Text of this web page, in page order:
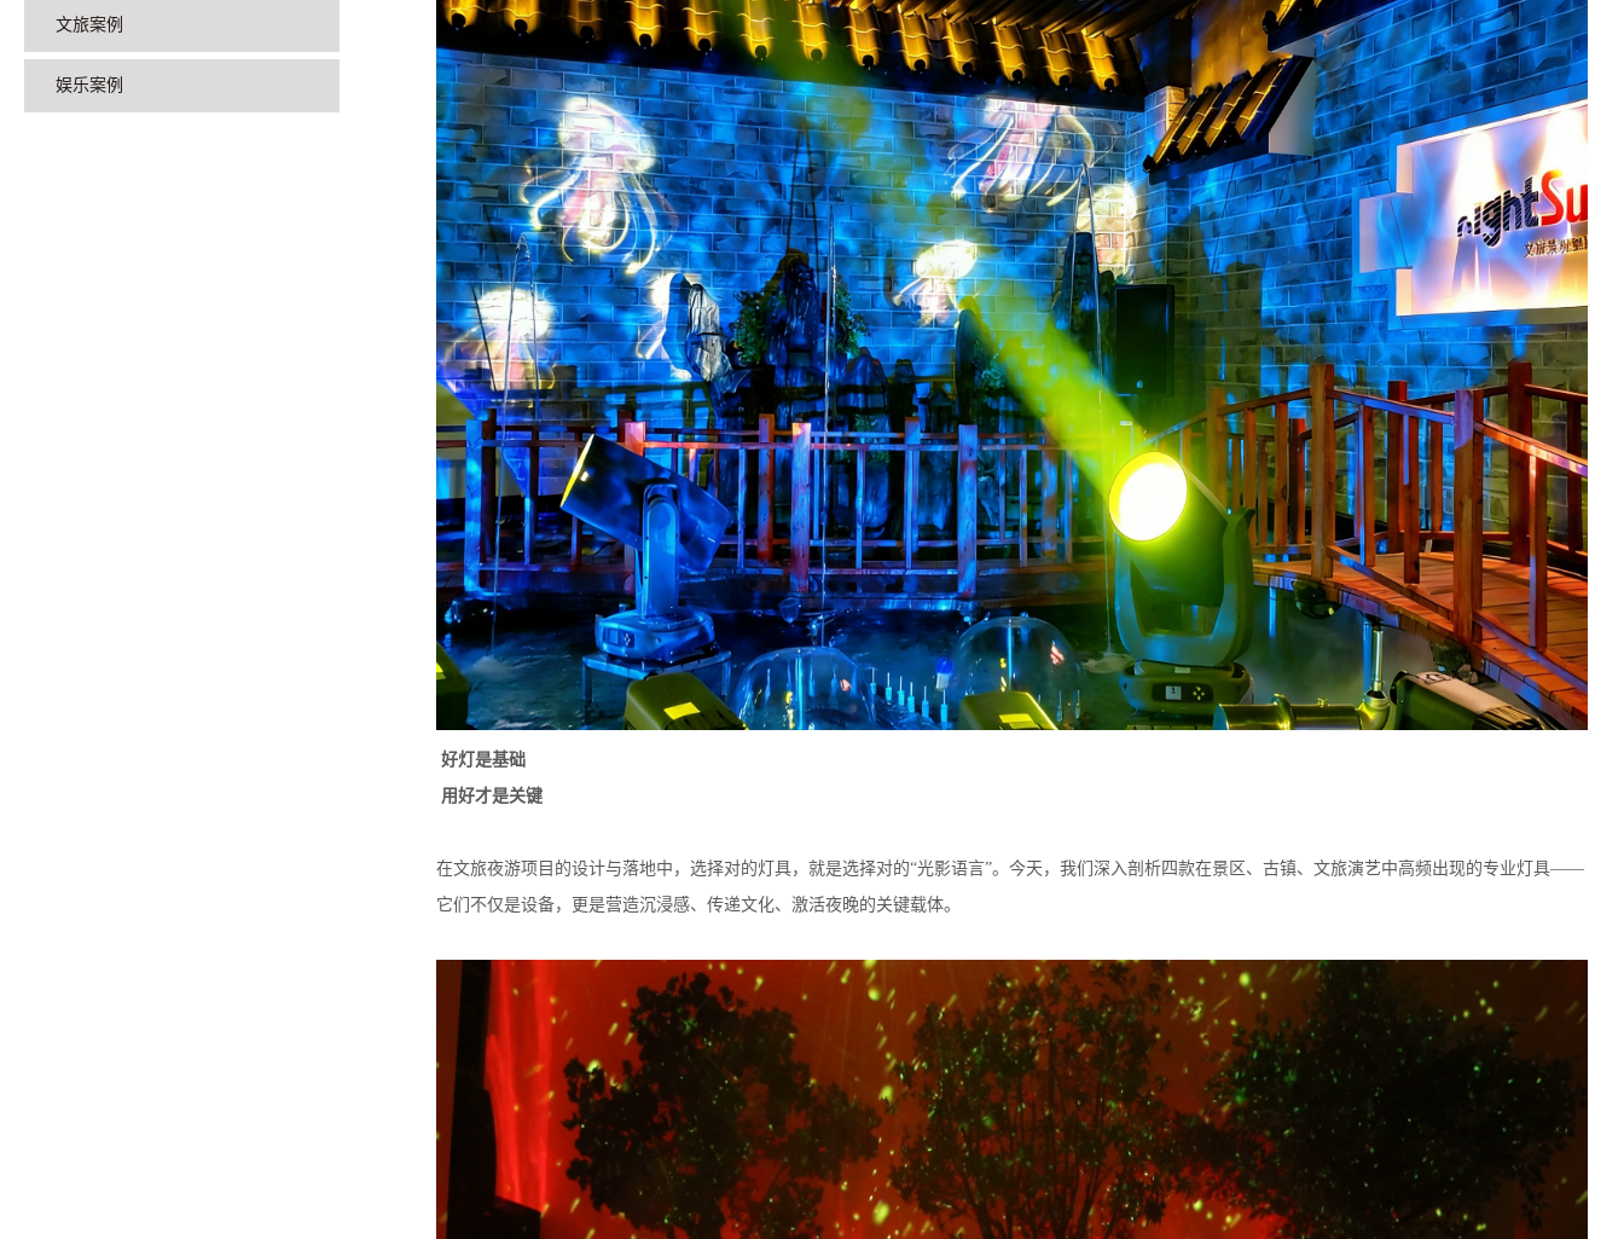
文旅案例
娱乐案例
好灯是基础
用好才是关键
在文旅夜游项目的设计与落地中，选择对的灯具，就是选择对的“光影语言”。今天，我们深入剖析四款在景区、古镇、文旅演艺中高频出现的专业灯具——
它们不仅是设备，更是营造沉浸感、传递文化、激活夜晚的关键载体。